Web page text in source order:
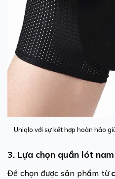
Uniqlo với sự kết hợp hoàn hảo
3. Lựa chọn quần lót
Để chọn được sản phẩm từ